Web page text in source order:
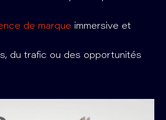
de marque immersive et
du trafic ou des opportunités